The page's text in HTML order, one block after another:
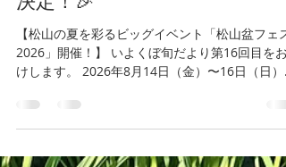
いよくぼ旬だより：vol.16｜
【告知・第一弾】8/14〜16開
催！「第2回 松山盆フェス
2026」愛媛トヨペット様ブー
スにいよくぼのファームが出